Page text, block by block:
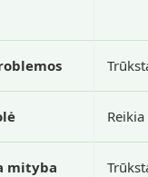
mityba